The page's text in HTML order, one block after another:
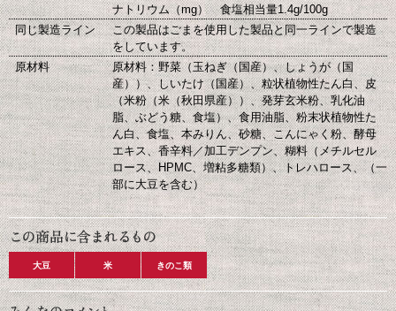
ナトリウム（mg） 食塩相当量1.4g/100g
同じ製造ライン
この製品はごまを使用した製品と同一ラインで製造
をしています。
原材料
原材料：野菜（玉ねぎ（国産）、しょうが（国
産））、しいたけ（国産）、粒状植物性たん白、皮
（米粉（米（秋田県産））、発芽玄米粉、乳化油
脂、ぶどう糖、食塩）、食用油脂、粉末状植物性た
ん白、食塩、本みりん、砂糖、こんにゃく粉、酵母
エキス、香辛料／加工デンプン、糊料（メチルセル
ロース、HPMC、増粘多糖類）、トレハロース、（一
部に大豆を含む）
大豆 米 きのこ類